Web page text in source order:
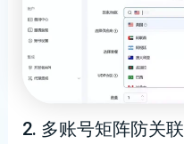
2. 多账号矩阵防关联